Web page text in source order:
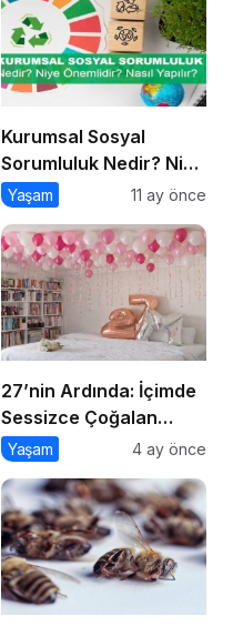
Kurumsal Sosyal
Sorumluluk Nedir? Niye
Önemlidir? Kurumsal
Nasıl Yapılır?
Yaşam 11 ay önce
27’nin Ardında: İçimde
Sessizce Çoğalan
Hayat
Yaşam 4 ay önce